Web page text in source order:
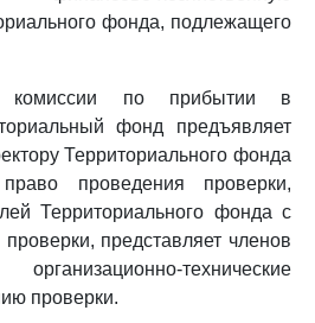
фонда, подлежащего
комиссии по прибытии в
фонд предъявляет
Территориального фонда
проведения проверки,
Территориального фонда с
представляет членов
технические
проверки.